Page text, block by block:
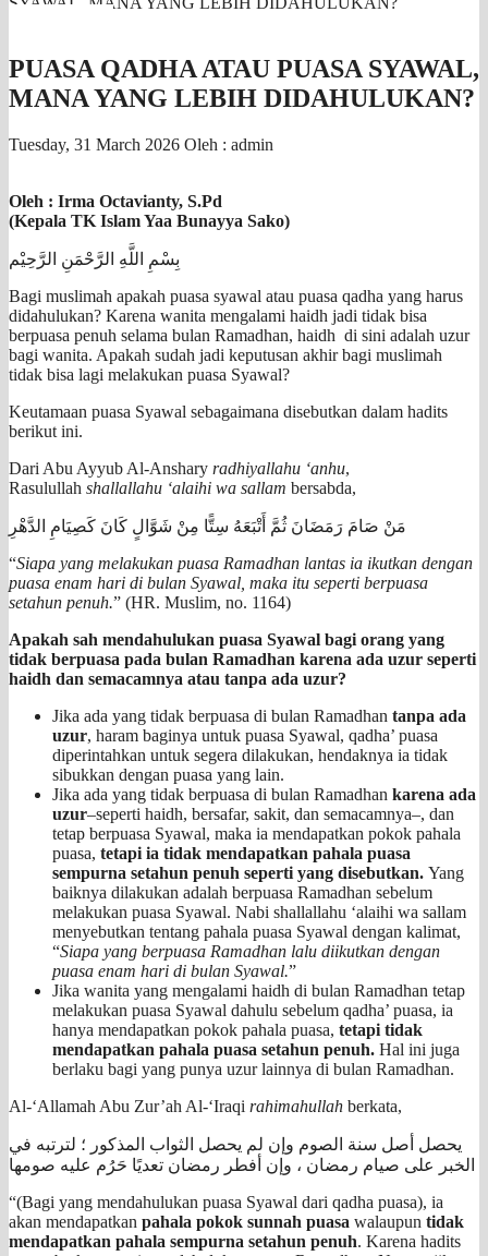
PUASA QADHA ATAU PUASA SYAWAL,
MANA YANG LEBIH DIDAHULUKAN?
Tuesday, 31 March 2026 Oleh : admin
Oleh : Irma Octavianty, S.Pd
(Kepala TK Islam Yaa Bunayya Sako)
بِسْمِ اللَّهِ الرَّحْمَنِ الرَّحِيْم
Bagi muslimah apakah puasa syawal atau puasa qadha yang harus
didahulukan? Karena wanita mengalami haidh jadi tidak bisa
berpuasa penuh selama bulan Ramadhan, haidh di sini adalah uzur
bagi wanita. Apakah sudah jadi keputusan akhir bagi muslimah
tidak bisa lagi melakukan puasa Syawal?
Keutamaan puasa Syawal sebagaimana disebutkan dalam hadits
berikut ini.
Dari Abu Ayyub Al-Anshary radhiyallahu ‘anhu,
Rasulullah shallallahu ‘alaihi wa sallam bersabda,
مَنْ صَامَ رَمَضَانَ ثُمَّ أَتْبَعَهُ سِتًّا مِنْ شَوَّالٍ كَانَ كَصِيَامِ الدَّهْرِ
“Siapa yang melakukan puasa Ramadhan lantas ia ikutkan dengan
puasa enam hari di bulan Syawal, maka itu seperti berpuasa
setahun penuh.” (HR. Muslim, no. 1164)
Apakah sah mendahulukan puasa Syawal bagi orang yang
tidak berpuasa pada bulan Ramadhan karena ada uzur seperti
haidh dan semacamnya atau tanpa ada uzur?
Jika ada yang tidak berpuasa di bulan Ramadhan tanpa ada
uzur, haram baginya untuk puasa Syawal, qadha’ puasa
diperintahkan untuk segera dilakukan, hendaknya ia tidak
sibukkan dengan puasa yang lain.
Jika ada yang tidak berpuasa di bulan Ramadhan karena ada
uzur–seperti haidh, bersafar, sakit, dan semacamnya–, dan
tetap berpuasa Syawal, maka ia mendapatkan pokok pahala
puasa, tetapi ia tidak mendapatkan pahala puasa
sempurna setahun penuh seperti yang disebutkan. Yang
baiknya dilakukan adalah berpuasa Ramadhan sebelum
melakukan puasa Syawal. Nabi shallallahu ‘alaihi wa sallam
menyebutkan tentang pahala puasa Syawal dengan kalimat,
“Siapa yang berpuasa Ramadhan lalu diikutkan dengan
puasa enam hari di bulan Syawal.”
Jika wanita yang mengalami haidh di bulan Ramadhan tetap
melakukan puasa Syawal dahulu sebelum qadha’ puasa, ia
hanya mendapatkan pokok pahala puasa, tetapi tidak
mendapatkan pahala puasa setahun penuh. Hal ini juga
berlaku bagi yang punya uzur lainnya di bulan Ramadhan.
Al-‘Allamah Abu Zur’ah Al-‘Iraqi rahimahullah berkata,
يحصل أصل سنة الصوم وإن لم يحصل الثواب المذكور ؛ لترتبه في
الخبر على صيام رمضان ، وإن أفطر رمضان تعديًا حَرُم عليه صومها
“(Bagi yang mendahulukan puasa Syawal dari qadha puasa), ia
akan mendapatkan pahala pokok sunnah puasa walaupun tidak
mendapatkan pahala sempurna setahun penuh. Karena hadits